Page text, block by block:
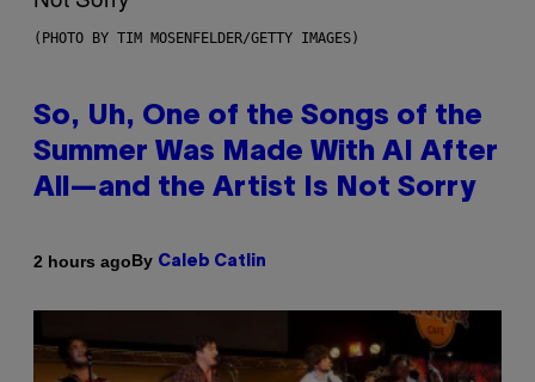
(PHOTO BY TIM MOSENFELDER/GETTY IMAGES)
So, Uh, One of the Songs of the
Summer Was Made With AI After
All—and the Artist Is Not Sorry
2 hours agoBy Caleb Catlin